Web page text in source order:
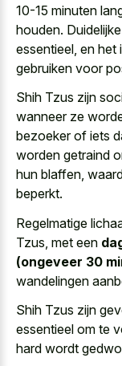
10-15 minuten
houden.
essentieel, en
gebruiken voor
Shih Tzus zijn
wanneer ze
bezoeker of iets
worden getraind
hun blaffen,
beperkt.
Regelmatige
Tzus, met een
(ongeveer 30
wandelingen
Shih Tzus zijn
essentieel om te
hard wordt